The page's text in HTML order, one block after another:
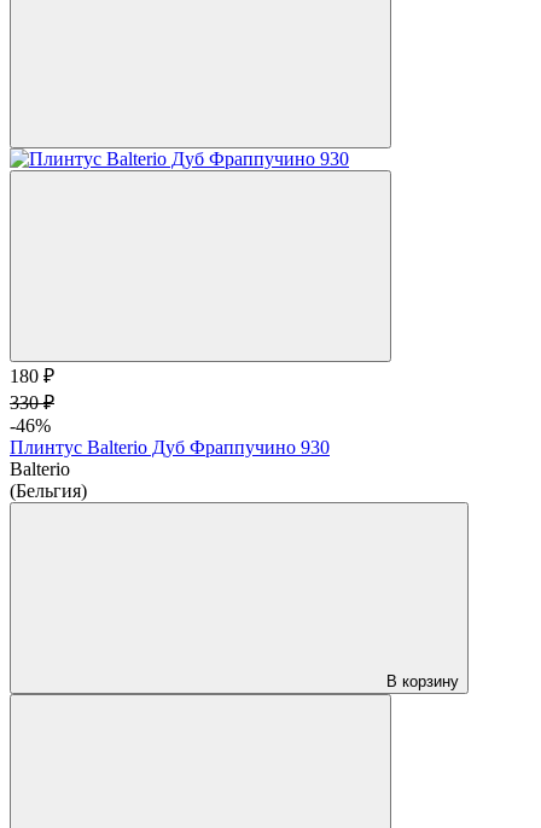
180 ₽
330 ₽
-46%
Плинтус Balterio Дуб Фраппучино 930
Balterio
(Бельгия)
В корзину